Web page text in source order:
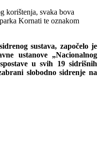
korištenja, svaka bova
Kornati te oznakom
sustava, započelo je
ustanove „Nacionalnog
u svih 19 sidrišnih
slobodno sidrenje na